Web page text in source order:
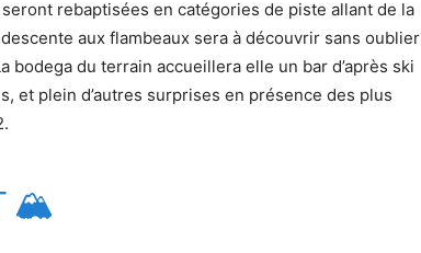
rebaptisées en catégories de piste allant de la
aux flambeaux sera à découvrir sans oublier
du terrain accueillera elle un bar d’après ski
et plein d’autres surprises en présence des plus
🏔